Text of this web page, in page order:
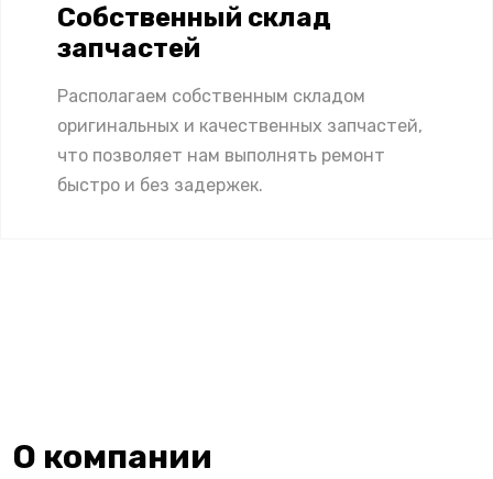
Собственный склад
запчастей
Располагаем собственным складом
оригинальных и качественных запчастей,
что позволяет нам выполнять ремонт
быстро и без задержек.
О компании